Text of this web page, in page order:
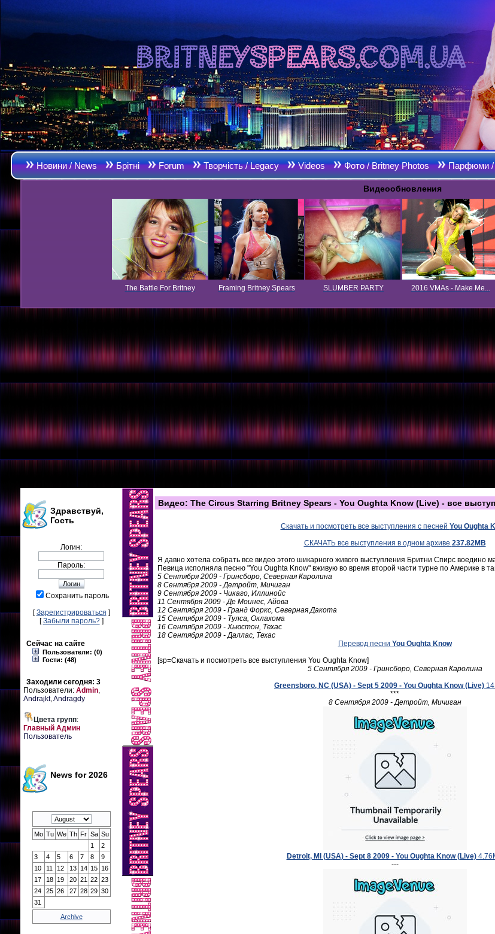
Новини / News Брітні Forum Творчість / Legacy Videos Фото / Britney Photos Парфюми /
Видеообновления
The Battle For Britney Framing Britney Spears SLUMBER PARTY 2016 VMAs - Make Me...
Здравствуй,
Гость
Логин:
Пароль:
Сохранить пароль
[Зарегистрироваться ]
[Забыли пароль?]
Сейчас на сайте
Пользователи: (0)
Гости: (48)
Заходили сегодня: 3
Пользователи: Admin,
Andrajkt,Andragdy
Цвета групп:
Главный Админ
Пользователь
News for 2026
Mo Tu We Th Fr Sa Su
1
2
3
4 5 6 7 8
9
10
11 12 13 14 15
16
17
18 19 20 21 22 23
24
25 26 27 28 29 30
31
Archive
Видео: The Circus Starring Britney Spears - You Oughta Know (Live) - все
Скачать и посмотреть все выступления с песней You Oughta
СКАЧАТЬ все выступления в одном архиве 237.82MB
Я давно хотела собрать все видео этого шикарного живого выступления Бритни Спирс воедино
Певица исполняла песню "You Oughta Know" вживую во время второй части турне по Америке в
5 Сентября 2009 - Гринсборо, Северная Каролина
8 Сентября 2009 - Детройт, Мичиган
9 Сентября 2009 - Чикаго, Иллинойс
11 Сентября 2009 - Де Моинес, Айова
12 Сентября 2009 - Гранд Форкс, Северная Дакота
15 Сентября 2009 - Тулса, Оклахома
16 Сентября 2009 - Хьюстон, Техас
18 Сентября 2009 - Даллас, Техас
Перевод песни You Oughta Know
[sp=Скачать и посмотреть все выступления You Oughta Know]
5 Сентября 2009 - Гринсборо, Северная Каролина
Greensboro, NC (USA) - Sept 5 2009 - You Oughta Know (Live)
***
8 Сентября 2009 - Детройт, Мичиган
Detroit, MI (USA) - Sept 8 2009 - You Oughta Know (Live)
---